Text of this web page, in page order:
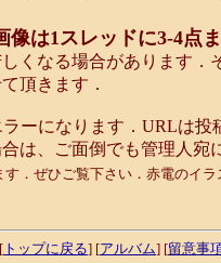
像は1スレッドに3-4点
くなる場合があります
頂きます．
ーになります．URLは投
は、ご面倒でも管理人宛
す．ぜひご覧下さい．赤電のイ
[ トップに戻る] [アルバム] [留意事